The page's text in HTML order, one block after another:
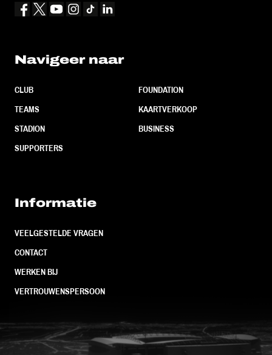
Navigeer naar
CLUB
TEAMS
STADION
SUPPORTERS
FOUNDATION
KAARTVERKOOP
BUSINESS
Informatie
VEELGESTELDE VRAGEN
CONTACT
WERKEN BIJ
VERTROUWENSPERSOON
FC Utrecht<br>vanuit<br>het